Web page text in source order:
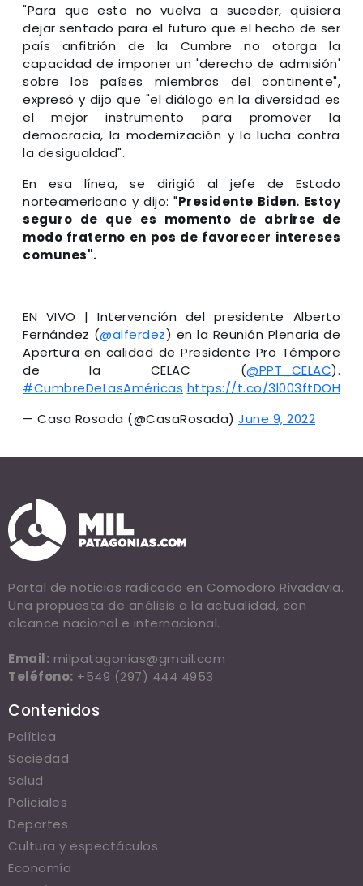
"Para que esto no vuelva a suceder, quisiera
dejar sentado para el futuro que el hecho de ser
país anfitrión de la Cumbre no otorga la
capacidad de imponer un 'derecho de admisión'
sobre los países miembros del continente",
expresó y dijo que "el diálogo en la diversidad es
el mejor instrumento para promover la
democracia, la modernización y la lucha contra
la desigualdad".
En esa línea, se dirigió al jefe de Estado
norteamericano y dijo: "Presidente Biden. Estoy
seguro de que es momento de abrirse de
modo fraterno en pos de favorecer intereses
comunes".
EN VIVO | Intervención del presidente Alberto
Fernández (@alferdez) en la Reunión Plenaria de
Apertura en calidad de Presidente Pro Témpore
de la CELAC (@PPT_CELAC).
#CumbreDeLasAméricas https://t.co/3l003ftDOH
— Casa Rosada (@CasaRosada) June 9, 2022
Portal de noticias radicado en Comodoro Rivadavia.
Una propuesta de análisis a la actualidad, con
alcance nacional e internacional.
Email: milpatagonias@gmail.com
Teléfono: +549 (297) 444 4953
Contenidos
Política
Sociedad
Salud
Policiales
Deportes
Cultura y espectáculos
Economía